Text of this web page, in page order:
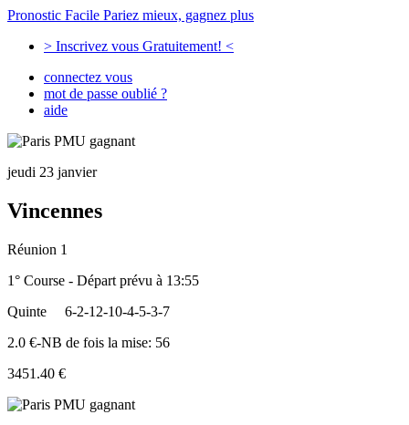
Pronostic Facile Pariez mieux, gagnez plus
> Inscrivez vous Gratuitement! <
connectez vous
mot de passe oublié ?
aide
jeudi 23 janvier
Vincennes
Réunion 1
1° Course - Départ prévu à 13:55
Quinte
6-2-12-10-4-5-3-7
2.0 €-NB de fois la mise: 56
3451.40 €